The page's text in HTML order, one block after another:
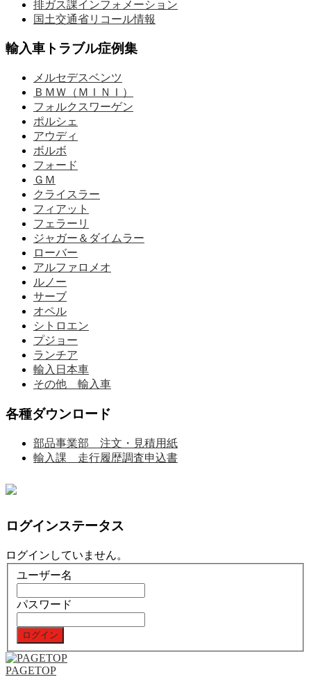
排ガス課インフォメーション
国土交通省リコール情報
輸入車トラブル症例集
メルセデスベンツ
ＢＭＷ（ＭＩＮＩ）
フォルクスワーゲン
ポルシェ
アウディ
ボルボ
フォード
ＧＭ
クライスラー
フィアット
フェラーリ
ジャガー＆ダイムラー
ローバー
アルファロメオ
ルノー
サーブ
オペル
シトロエン
プジョー
ランチア
輸入日本車
その他 輸入車
各種ダウンロード
部品事業部 注文・見積用紙
輸入課 走行履歴調査申込書
ログインステータス
ログインしていません。
ユーザー名
パスワード
PAGETOP